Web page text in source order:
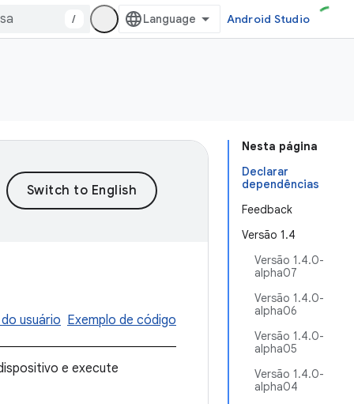
/ Android Studio
Nesta página
Declarar
dependências
Feedback
Versão 1.4
Versão 1.4.0-
alpha07
Versão 1.4.0-
alpha06
Versão 1.4.0-
alpha05
Versão 1.4.0-
alpha04
usuário Exemplo de código
e execute